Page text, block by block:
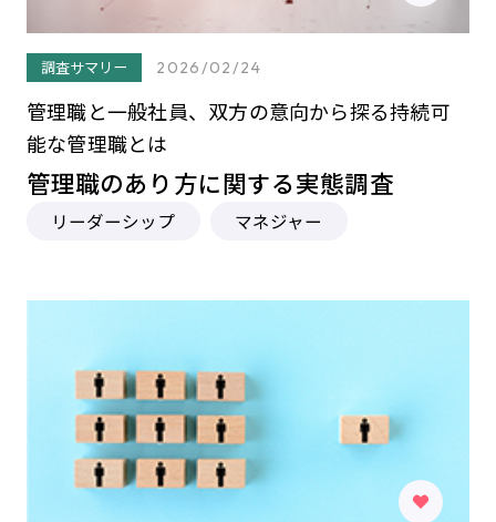
調査サマリー 2026/02/24
管理職と一般社員、双方の意向から探る持続可
能な管理職とは
管理職のあり方に関する実態調査
リーダーシップ マネジャー